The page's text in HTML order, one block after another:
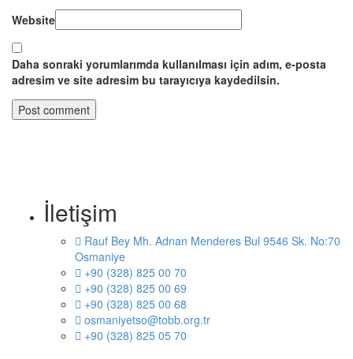
Website
Daha sonraki yorumlarımda kullanılması için adım, e-posta
adresim ve site adresim bu tarayıcıya kaydedilsin.
İletişim
Rauf Bey Mh. Adnan Menderes Bul 9546 Sk. No:70
Osmaniye
+90 (328) 825 00 70
+90 (328) 825 00 69
+90 (328) 825 00 68
osmaniyetso@tobb.org.tr
+90 (328) 825 05 70